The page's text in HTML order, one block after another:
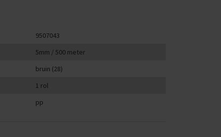
9507043
5mm / 500 meter
bruin (28)
1 rol
pp